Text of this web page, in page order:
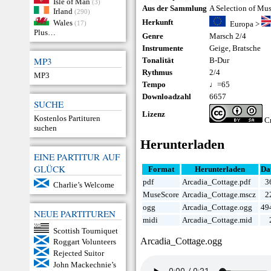
Irland (290)
Wales (17)
Plus…
MP3
MP3
SUCHE
Kostenlos Partituren
suchen
EINE PARTITUR AUF
GLÜCK
Charlie’s Welcome
NEUE PARTITUREN
Scottish Tourniquet
Roggart Volunteers
Rejected Suitor
John Mackechnie’s
Aus der Sammlung A Selection of
Herkunft
Europa>
Genre
Marsch 2/4
Instrumente
Geige,Bratsche
Tonalität
B-Dur
Rythmus
2/4
Tempo
♩=65
Downloadzahl
6657
Lizenz
Herunterladen
Format Herunterladen
pdf
Arcadia_Cottage.pdf
MuseScore Arcadia_Cottage.mscz
ogg
Arcadia_Cottage.ogg
midi
Arcadia_Cottage.mid
Arcadia_Cottage.ogg